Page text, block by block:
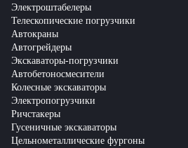
Электроштабелеры
Телескопические погрузчики
Автокраны
Автогрейдеры
Экскаваторы-погрузчики
Автобетоносмесители
Колесные экскаваторы
Электропогрузчики
Ричстакеры
Гусеничные экскаваторы
Цельнометаллические фургоны